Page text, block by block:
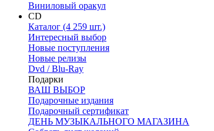
Виниловый оракул
CD
Каталог (4 259 шт.)
Интересный выбор
Новые поступления
Новые релизы
Dvd / Blu-Ray
Подарки
ВАШ ВЫБОР
Подарочные издания
Подарочный сертификат
ДЕНЬ МУЗЫКАЛЬНОГО МАГАЗИНА